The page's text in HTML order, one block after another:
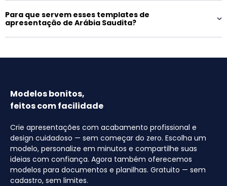
Para que servem esses templates de
apresentação de Arábia Saudita?
Modelos bonitos,
feitos com facilidade
Crie apresentações com acabamento profissional e
design cuidadoso — sem começar do zero. Escolha um
modelo, personalize em minutos e compartilhe suas
ideias com confiança. Agora também oferecemos
modelos para documentos e planilhas. Gratuito — sem
cadastro, sem limites.